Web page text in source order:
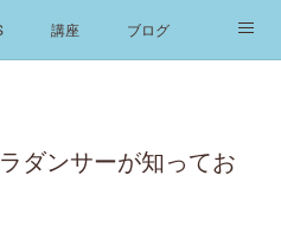
講座 ブログ
ダンサーが知ってお